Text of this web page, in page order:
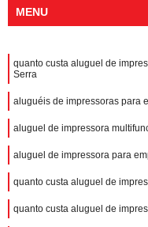
MENU
quanto custa aluguel de
Serra
aluguéis de impressoras para
aluguel de impressora
aluguel de impressora para
quanto custa aluguel de
quanto custa aluguel de